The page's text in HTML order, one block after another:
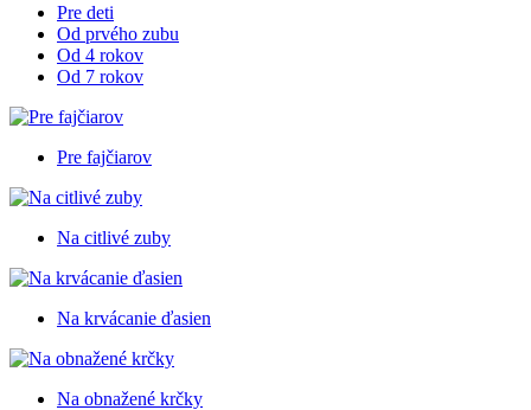
Pre deti
Od prvého zubu
Od 4 rokov
Od 7 rokov
Pre fajčiarov
Na citlivé zuby
Na krvácanie ďasien
Na obnažené krčky